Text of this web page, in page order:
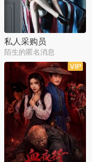
私人采购员
陌生的匿名消息